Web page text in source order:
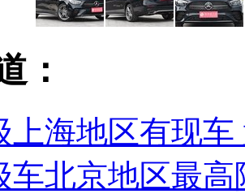
：
上海地区有现
车北京地区最